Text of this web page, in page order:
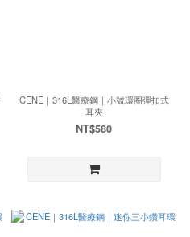
CENE｜316L醫療鋼｜小號環圈彈扣式
耳夾
NT$580